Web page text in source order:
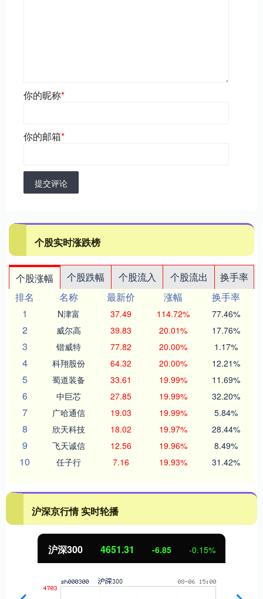
你的昵称*
你的邮箱*
提交评论
个股实时涨跌榜
个股涨幅 个股跌幅 个股流入 个股流出
换手率
排名
名称 最新价 涨幅
换手率
1
N津富 37.49 114.72% 77.46%
2 威尔高 39.83 20.01% 17.76%
3 锴威特 77.82 20.00% 1.17%
4 科翔股份 64.32 20.00% 12.21%
5 蜀道装备 33.61 19.99% 11.69%
6 中巨芯 27.85 19.99% 32.20%
7 广哈通信 19.03 19.99% 5.84%
8 欣天科技 18.02 19.97% 28.44%
9 飞天诚信 12.56 19.96% 8.49%
10 任子行 7.16 19.93% 31.42%
沪深京行情 实时轮播
-0.15% 北证50 1122.88